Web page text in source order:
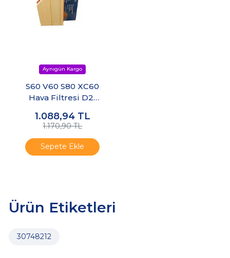
S60 V60 S80 XC60
Hava Filtresi D2-
B2.0
1.088,94 TL
1.170,90 TL
Sepete Ekle
Ürün Etiketleri
30748212